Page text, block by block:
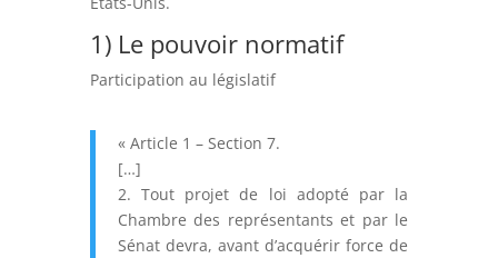
1) Le pouvoir normatif
Participation au législatif
« Article 1 – Section 7.
[…]
2. Tout projet de loi adopté par la
Chambre des représentants et par le
Sénat devra, avant d’acquérir force de